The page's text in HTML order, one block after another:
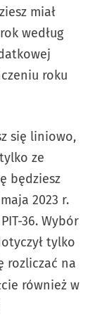
miał
według
roku
się liniowo,
ze
będziesz
2023 r.
36. Wybór
tylko
rozliczać na
również w